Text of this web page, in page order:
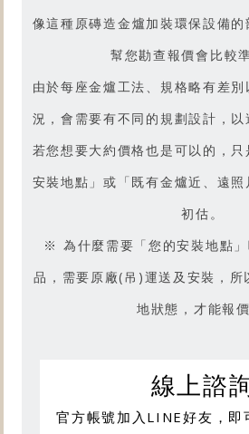
請前往【型
像這種原磚造金爐加裝環保設備的
幫您勘查報價會比較
由於每座金爐工法、規格略有差
況，會需要有不同的規劃設計，以
若您想要大約價格也是可以的，
安裝地點」或「既有金爐近、遠
初估。
※ 為什麼需要「您的安裝地點
品，需要原廠(吊)運送及安裝，所
地狀態，才能報
線上諮
官方帳號加入LINE好友，即